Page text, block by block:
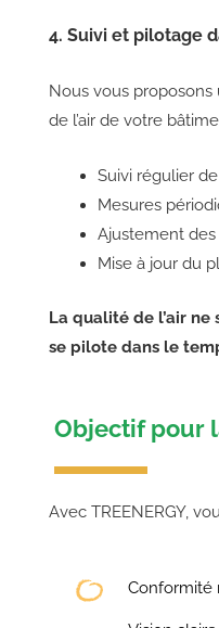
4. Suivi et pilotage
Nous vous
de l’air de votre
Suivi régulier
Mesures
Ajustement des
Mise à jour du
La qualité de l’air
se pilote dans le
Objectif pour
Avec TREENERGY,
Conformité